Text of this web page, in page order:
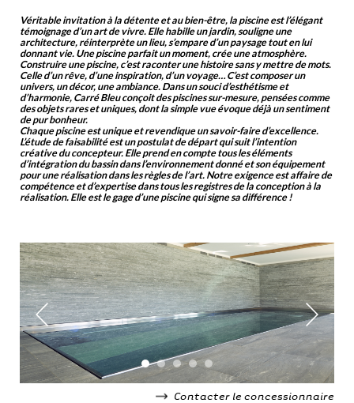
Véritable invitation à la détente et au bien-être, la piscine est l’élégant
témoignage d’un art de vivre. Elle habille un jardin, souligne une
architecture, réinterprète un lieu, s’empare d’un paysage tout en lui
donnant vie. Une piscine parfait un moment, crée une atmosphère.
Construire une piscine, c’est raconter une histoire sans y mettre de mots.
Celle d’un rêve, d’une inspiration, d’un voyage… C’est composer un
univers, un décor, une ambiance. Dans un souci d’esthétisme et
d’harmonie, Carré Bleu conçoit des piscines sur-mesure, pensées comme
des objets rares et uniques, dont la simple vue évoque déjà un sentiment
de pur bonheur.
Chaque piscine est unique et revendique un savoir-faire d’excellence.
L’étude de faisabilité est un postulat de départ qui suit l’intention
créative du concepteur. Elle prend en compte tous les éléments
d’intégration du bassin dans l’environnement donné et son équipement
pour une réalisation dans les règles de l’art. Notre exigence est affaire de
compétence et d’expertise dans tous les registres de la conception à la
réalisation. Elle est le gage d’une piscine qui signe sa différence !
Contacter le concessionnaire